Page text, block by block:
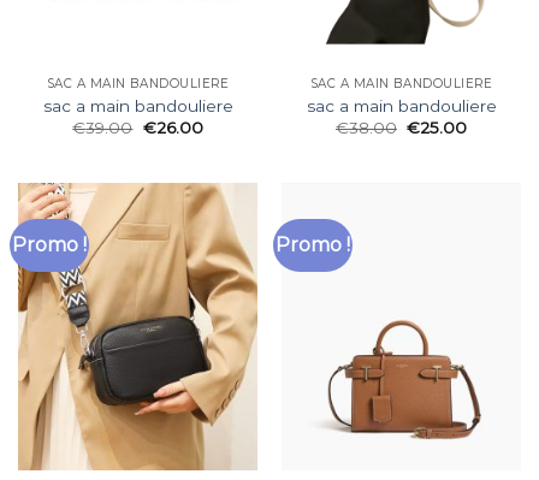
SAC A MAIN BANDOULIERE
sac a main bandouliere
€39.00 €26.00
SAC A MAIN BANDOULIERE
sac a main bandouliere
€38.00 €25.00
Promo ! Promo !